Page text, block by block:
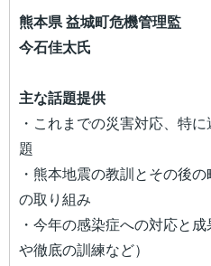
熊本県 益城町危機管理監
今石佳太氏
主な話題提供
・これまでの災害対応、特
題
・熊本地震の教訓とその後
の取り組み
・今年の感染症への対応と
や徹底の訓練など）